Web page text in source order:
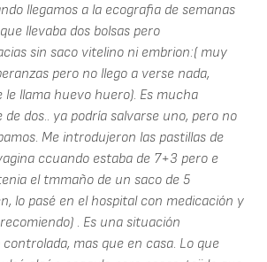
llegamos a la ecografia de semanas
llevaba dos bolsas pero
sin saco vitelino ni embrion:( muy
pero no llego a verse nada,
le llama huevo huero). Es mucha
dos.. ya podría salvarse uno, pero no
Me introdujeron las pastillas de
ccuando estaba de 7+3 pero e
el tmmaño de un saco de 5
lo pasé en el hospital con medicación y
. Es una situación
mas que en casa. Lo que